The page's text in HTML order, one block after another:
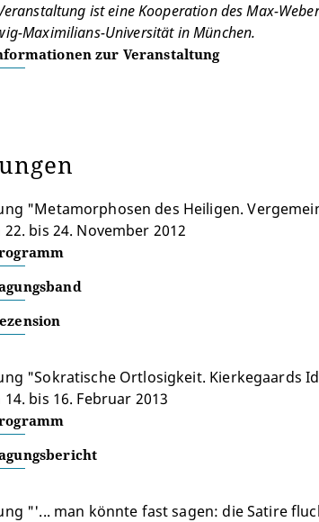
ist eine Kooperation des Max-
Maximilians-Universität in München.
zur Veranstaltung
"Metamorphosen des Heiligen.
22. bis 24. November 2012
"Sokratische Ortlosigkeit. Kierkegaards
bis 16. Februar 2013
"'... man könnte fast sagen: die Satire